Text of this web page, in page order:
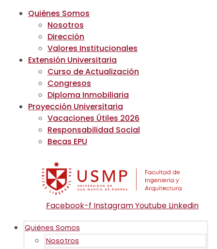
Quiénes Somos
Nosotros
Dirección
Valores Institucionales
Extensión Universitaria
Curso de Actualización
Congresos
Diploma Inmobiliaria
Proyección Universitaria
Vacaciones Útiles 2026
Responsabilidad Social
Becas EPU
Facebook-f InstagramYoutube Linkedin
Quiénes Somos
Nosotros